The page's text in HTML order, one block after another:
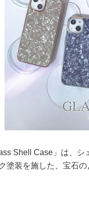
Shell Case」は、シ
塗装を施した、宝石